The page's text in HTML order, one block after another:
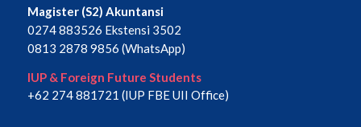
Magister (S2) Akuntansi
0274 883526 Ekstensi 3502
0813 2878 9856 (WhatsApp)
IUP & Foreign Future Students
+62 274 881721 (IUP FBE UII Office)